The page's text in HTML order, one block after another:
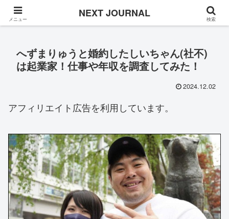
Once in a while
へずまりゅうと婚約したしいちゃん(社不)
は起業家！仕事や年収を調査してみた！
2024.12.02
アフィリエイト広告を利用しています。
メニュー NEXT JOURNAL 検索